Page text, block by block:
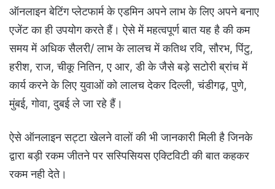
ऑनलाइन बेटिंग प्लेटफार्म के एडमिन अपने लाभ के लिए अपने बनाए
एजेंट का ही उपयोग करते हैं। ऐसे में महत्वपूर्ण बात यह है की कम
समय में अधिक सैलरी/ लाभ के लालच में कतिथ रवि, सौरभ, पिंटु,
हरीश, राज, चीकू नितिन, ए आर, डी के जैसे बड़े सटोरी ब्रांच में
कार्य करने के लिए युवाओं को लालच देकर दिल्ली, चंडीगढ़, पुणे,
मुंबई, गोवा, दुबई ले जा रहे हैं।
ऐसे ऑनलाइन सट्टा खेलने वालों की भी जानकारी मिली है जिनके
द्वारा बड़ी रकम जीतने पर सस्पिसियस एक्टिविटी की बात कहकर
रकम नही देते।